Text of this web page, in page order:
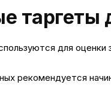
для оценки
рекомендуется